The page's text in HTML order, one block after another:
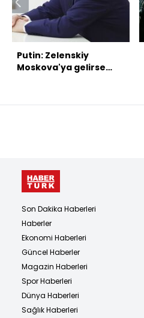
Putin: Zelenskiy
Moskova'ya gelirse
Son Dakika Haberleri
Haberler
Ekonomi Haberleri
Güncel Haberler
Magazin Haberleri
Spor Haberleri
Dünya Haberleri
Sağlık Haberleri